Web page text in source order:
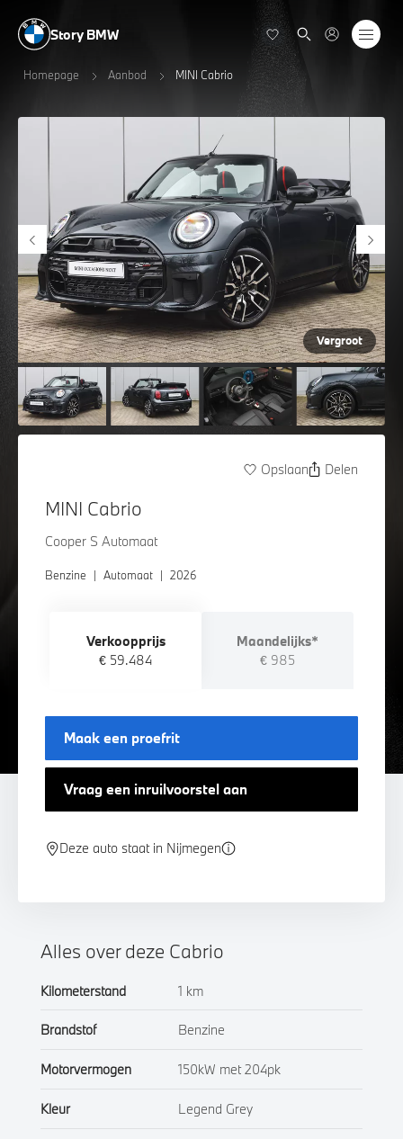
Story BMW
Homepage Aanbod MINI Cabrio
Vergroot
Opslaan Delen
MINI Cabrio
Cooper S Automaat
Benzine | Automaat | 2026
Verkoopprijs
€ 59.484
Maandelijks*
€ 985
Maak een proefrit
Vraag een inruilvoorstel aan
Deze auto staat in Nijmegen
Alles over deze Cabrio
Kilometerstand 1 km
Brandstof Benzine
Motorvermogen 150kW met 204pk
Kleur Legend Grey